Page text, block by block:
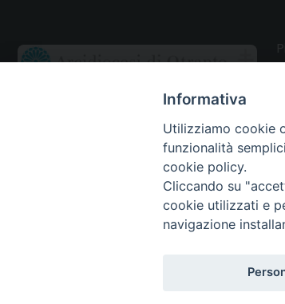
CONTATTI
Webmail Uffici
Webmail Parrocchie
Informativa
Utilizziamo cookie
funzionalità
cookie policy.
Cliccando su
cookie utilizzati e
navigazione